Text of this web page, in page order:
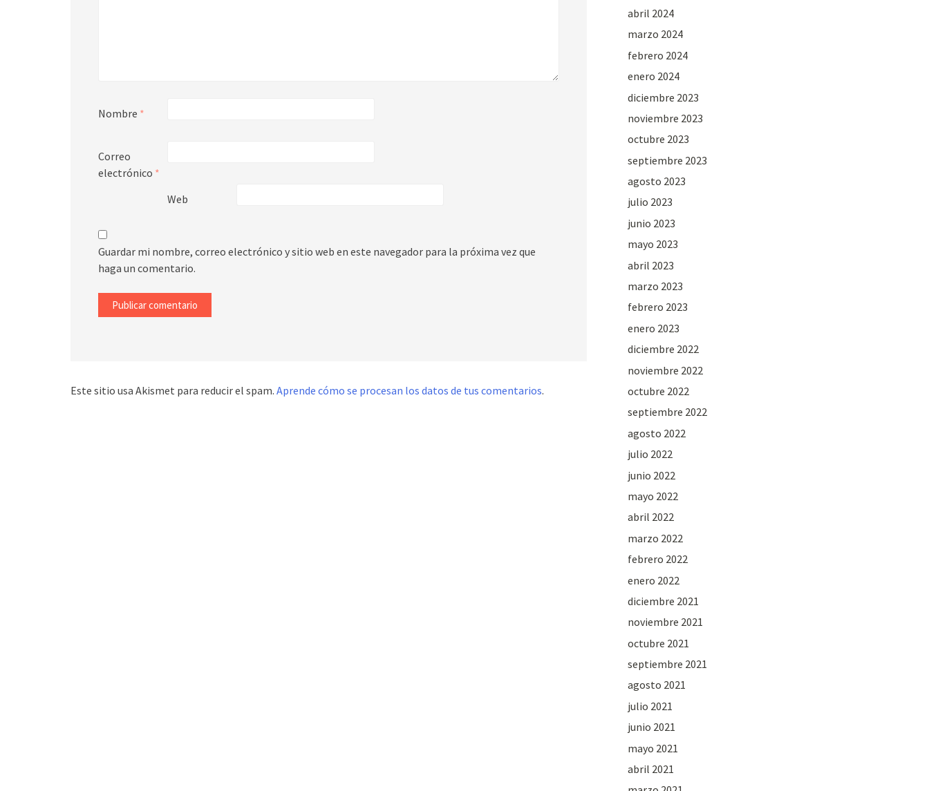
Nombre *
Correo
electrónico *
Web
Guardar mi nombre, correo electrónico y sitio web en este navegador para la próxima vez que
haga un comentario.
Este sitio usa Akismet para reducir el spam. Aprende cómo se procesan los datos de tus comentarios.
abril 2024
marzo 2024
febrero 2024
enero 2024
diciembre 2023
noviembre 2023
octubre 2023
septiembre 2023
agosto 2023
julio 2023
junio 2023
mayo 2023
abril 2023
marzo 2023
febrero 2023
enero 2023
diciembre 2022
noviembre 2022
octubre 2022
septiembre 2022
agosto 2022
julio 2022
junio 2022
mayo 2022
abril 2022
marzo 2022
febrero 2022
enero 2022
diciembre 2021
noviembre 2021
octubre 2021
septiembre 2021
agosto 2021
julio 2021
junio 2021
mayo 2021
abril 2021